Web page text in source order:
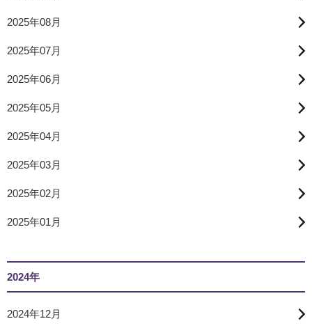
2025年08月
2025年07月
2025年06月
2025年05月
2025年04月
2025年03月
2025年02月
2025年01月
2024年
2024年12月